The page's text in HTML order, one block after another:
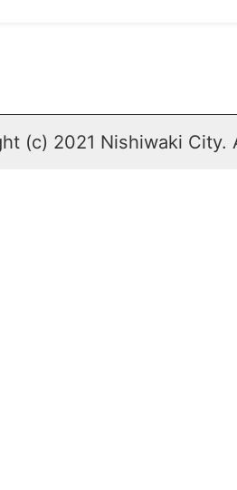
(c) 2021 Nishiwaki City.